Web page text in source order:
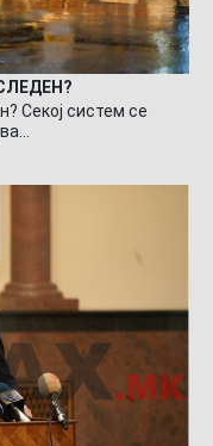
Секој систем се